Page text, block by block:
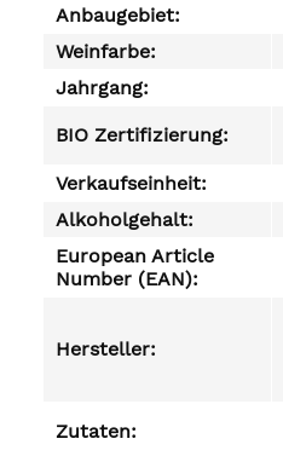
Anbaugebiet:
Weinfarbe:
Jahrgang:
BIO Zertifizierung:
Verkaufseinheit:
Alkoholgehalt:
European Article
Number (EAN):
Hersteller:
Zutaten: